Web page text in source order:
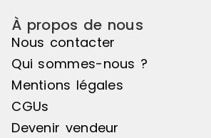
À propos de nous
Nous contacter
Qui sommes-nous ?
Mentions légales
CGUs
Devenir vendeur